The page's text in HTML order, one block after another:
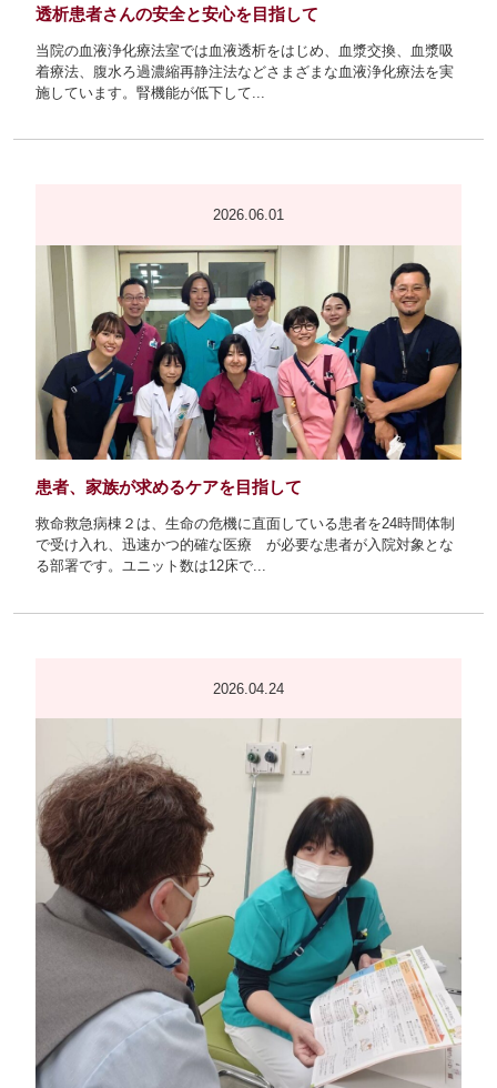
透析患者さんの安全と安心を目指して
当院の血液浄化療法室では血液透析をはじめ、血漿交換、血漿吸
着療法、腹水ろ過濃縮再静注法などさまざまな血液浄化療法を実
施しています。腎機能が低下して...
2026.06.01
患者、家族が求めるケアを目指して
救命救急病棟２は、生命の危機に直面している患者を24時間体制
で受け入れ、迅速かつ的確な医療 が必要な患者が入院対象とな
る部署です。ユニット数は12床で...
2026.04.24